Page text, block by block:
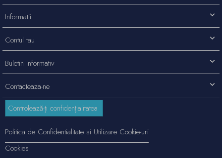
Contacteaza-ne
Informatii
Contul tau
Buletin informativ
Controlează-ți confidențialitatea
Politica de Confidentialitate si Utilizare Cookie-uri
Cookies